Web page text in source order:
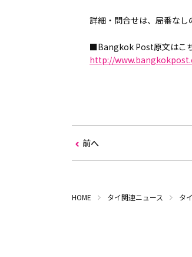
詳細・問合せは、局番なし
■Bangkok Post原文はこ
http://
前へ
HOME タイ関連ニュース タ